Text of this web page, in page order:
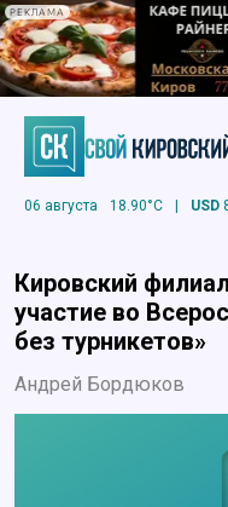
РЕКЛАМА
06 августа 18.90°C | USD
Кировский
участие во
без турникетов»
Андрей Бордюков